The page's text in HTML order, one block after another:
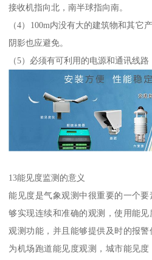
接收机指向北，南半球指向南。
（4）100m内没有大的建筑物和其它
阴影也应避免。
（5）必须有可利用的电源和通讯线路
13能见度监测的意义
能见度是气象观测中很重要的一个
够实现连续和准确的观测，使用能
观测功能，并且能够提供及时的报
为机场跑道能见度观测，城市能见